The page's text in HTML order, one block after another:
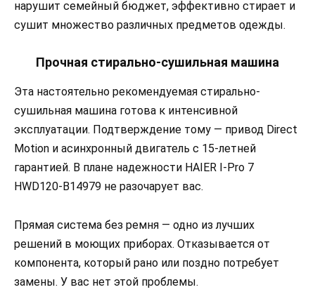
нарушит семейный бюджет, эффективно стирает и
сушит множество различных предметов одежды.
Прочная стирально-сушильная машина
Эта настоятельно рекомендуемая стирально-
сушильная машина готова к интенсивной
эксплуатации. Подтверждение тому — привод Direct
Motion и асинхронный двигатель с 15-летней
гарантией. В плане надежности HAIER I-Pro 7
HWD120-B14979 не разочарует вас.
Прямая система без ремня — одно из лучших
решений в моющих приборах. Отказывается от
компонента, который рано или поздно потребует
замены. У вас нет этой проблемы.